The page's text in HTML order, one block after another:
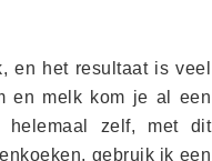
en het resultaat is veel
en melk kom je al een
helemaal zelf, met dit
gebruik ik een